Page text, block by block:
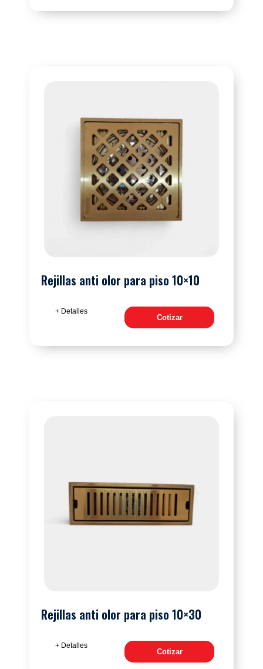
Rejillas anti olor para piso 10×10
+ Detalles
Cotizar
Rejillas anti olor para piso 10×30
+ Detalles
Cotizar